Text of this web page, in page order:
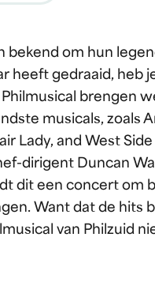
bekend om hun
heeft gedraaid, heb
brengen
musicals, zoals
Lady, and West
dirigent Duncan
dit een concert om
Want dat de hits
van Philzuid